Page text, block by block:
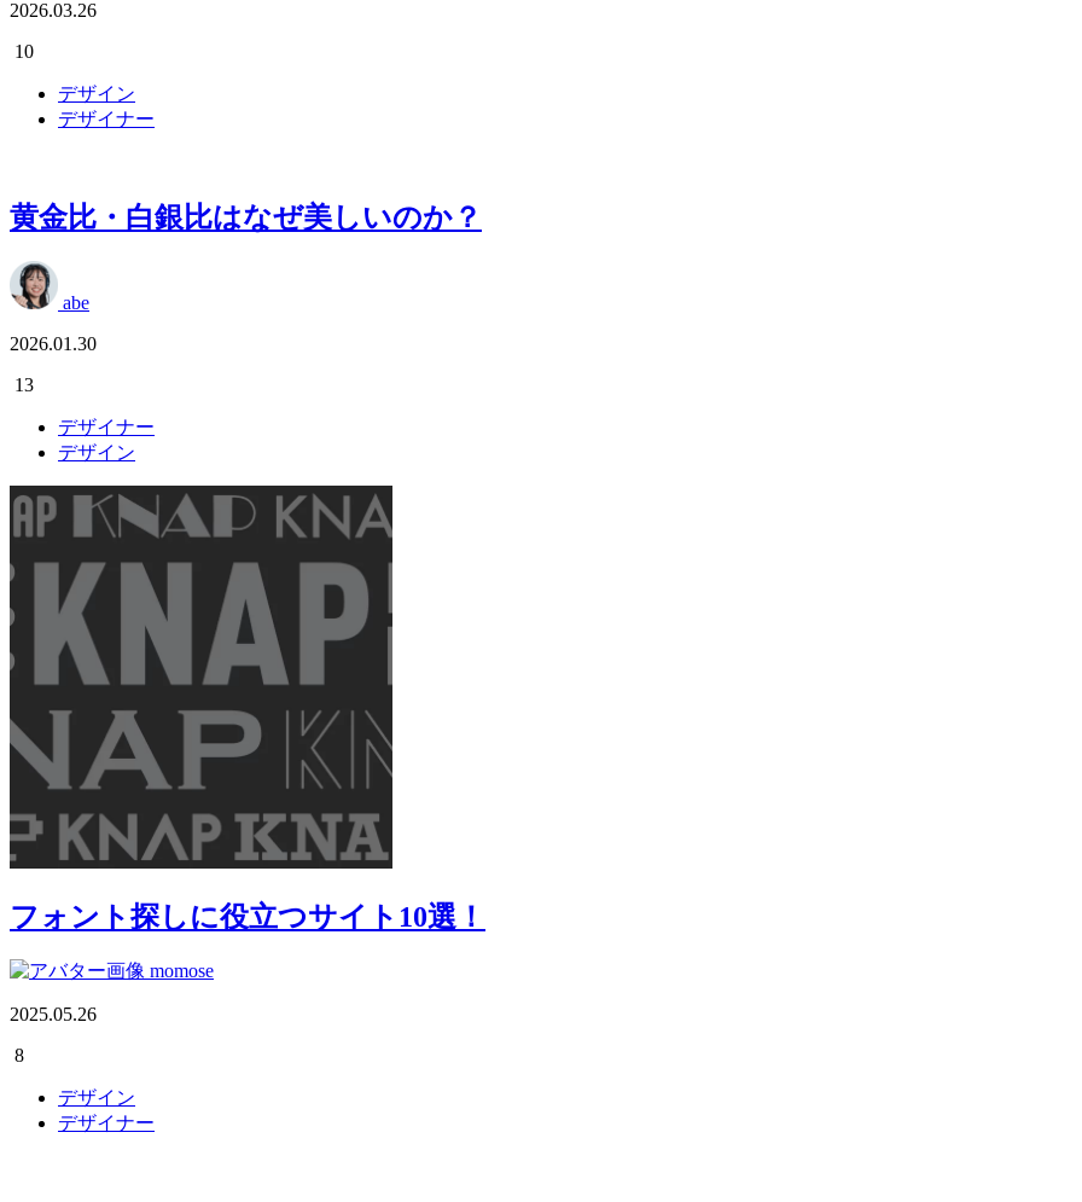
2026.03.26
10
デザイン
デザイナー
黄金比・白銀比はなぜ美しいのか？
abe
2026.01.30
13
デザイナー
デザイン
フォント探しに役立つサイト10選！
momose
2025.05.26
8
デザイン
デザイナー